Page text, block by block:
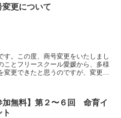
変更について
す。この度、商号変更をいたしまし
とフリースクール愛媛から、多様
変更できたと思うのですが、変更さ
加無料】第２〜６回 命育イ
ト